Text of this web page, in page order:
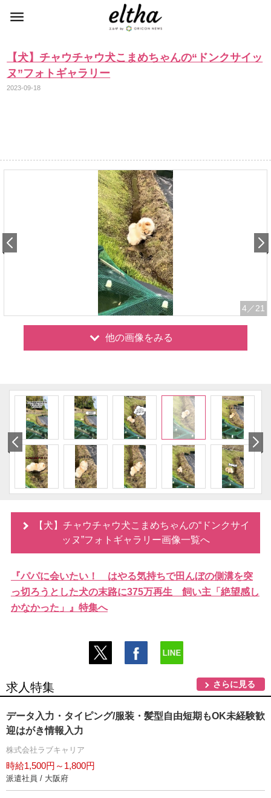
【犬】チャウチャウ犬こまめちゃんの“ドンクサイッ
ヌ”フォトギャラリー
2023-09-18
4 ／21
他の画像をみる
【犬】チャウチャウ犬こまめちゃんの“ドンクサイ
ッヌ”フォトギャラリー画像一覧へ
『パパに会いたい！ はやる気持ちで田んぼの側溝を突
っ切ろうとした犬の末路に375万再生 飼い主「絶望感し
かなかった」』特集へ
求人特集 さらに見る
データ入力・タイピング/服装・髪型自由短期もOK未経験歓
迎はがき情報入力
株式会社ラブキャリア
時給1,500円～1,800円
派遣社員 / 大阪府